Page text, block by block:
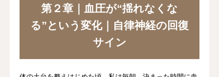
第２章｜血圧が“揺れなくな
る”という変化｜自律神経の回復
サイン